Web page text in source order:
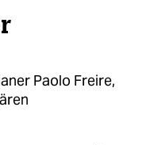
Paolo Freire,